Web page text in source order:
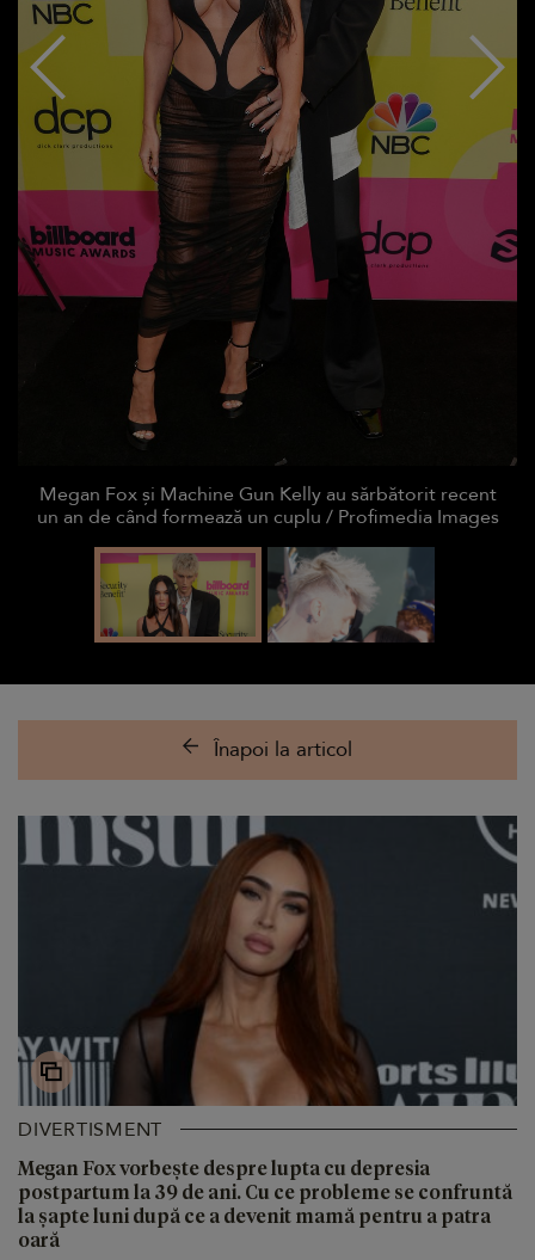
Megan Fox și Machine Gun Kelly au sărbătorit recent
un an de când formează un cuplu / Profimedia Images
Înapoi la articol
DIVERTISMENT
Megan Fox vorbește despre lupta cu depresia
postpartum la 39 de ani. Cu ce probleme se confruntă
la șapte luni după ce a devenit mamă pentru a patra
oară